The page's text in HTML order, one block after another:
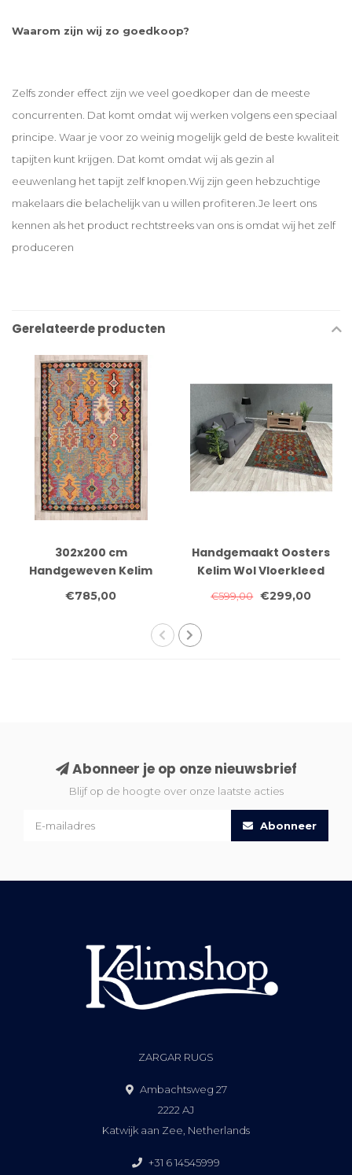
Waarom zijn wij zo goedkoop?
Zelfs zonder effect zijn we veel goedkoper dan de meeste
concurrenten. Dat komt omdat wij werken volgens een speciaal
principe. Waar je voor zo weinig mogelijk geld de beste kwaliteit
tapijten kunt krijgen. Dat komt omdat wij als gezin al
eeuwenlang het tapijt zelf knopen.Wij zijn geen hebzuchtige
makelaars die belachelijk van u willen profiteren.Je leert ons
kennen als het product rechtstreeks van ons is omdat wij het zelf
produceren
Gerelateerde producten
302x200 cm
Handgeweven Kelim
Tapijt Wol
€785,00
Handgemaakt Oosters
Kelim Wol Vloerkleed
205x152 cm
€599,00 €299,00
Abonneer je op onze nieuwsbrief
Blijf op de hoogte over onze laatste acties
Abonneer
ZARGAR RUGS
Ambachtsweg 27
2222 AJ
Katwijk aan Zee, Netherlands
+31 6 14545999